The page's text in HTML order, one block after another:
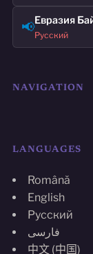
📢Евразия
Русский
NAVIGATION
LANGUAGES
Română
English
Русский
فارسی
中文 (中国)